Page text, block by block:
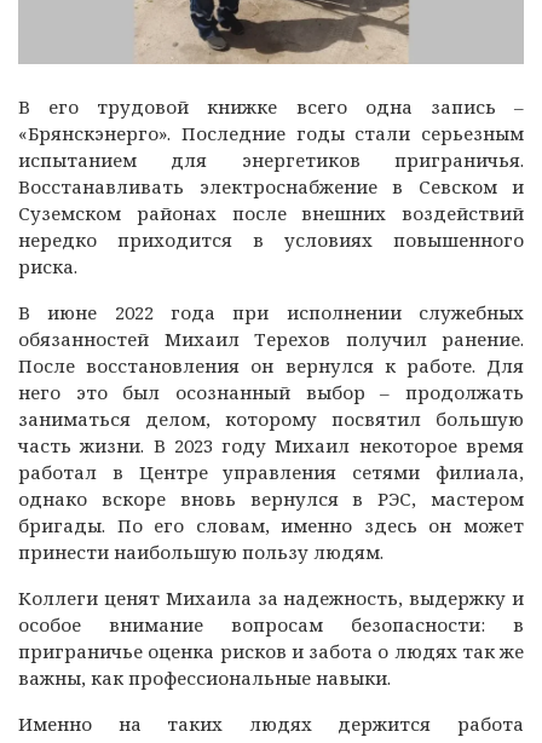
В его трудовой книжке всего одна запись –
«Брянскэнерго». Последние годы стали серьезным
испытанием для энергетиков приграничья.
Восстанавливать электроснабжение в Севском и
Суземском районах после внешних воздействий
нередко приходится в условиях повышенного
риска.
В июне 2022 года при исполнении служебных
обязанностей Михаил Терехов получил ранение.
После восстановления он вернулся к работе. Для
него это был осознанный выбор – продолжать
заниматься делом, которому посвятил большую
часть жизни. В 2023 году Михаил некоторое время
работал в Центре управления сетями филиала,
однако вскоре вновь вернулся в РЭС, мастером
бригады. По его словам, именно здесь он может
принести наибольшую пользу людям.
Коллеги ценят Михаила за надежность, выдержку и
особое внимание вопросам безопасности: в
приграничье оценка рисков и забота о людях так же
важны, как профессиональные навыки.
Именно на таких людях держится работа